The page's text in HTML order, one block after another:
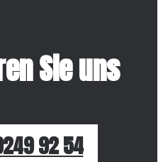
Sie uns
92 54